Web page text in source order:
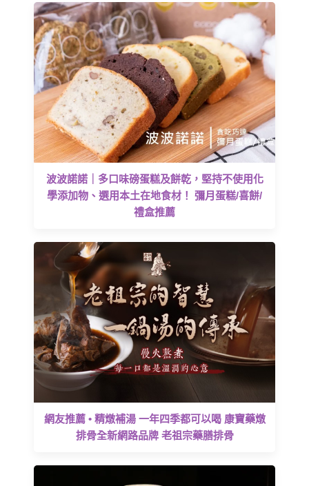
波波諾諾｜多口味磅蛋糕及餅乾，堅持不使用化
學添加物、選用本土在地食材！ 彌月蛋糕/喜餅/
禮盒推薦
網友推薦 • 精燉補湯 一年四季都可以喝 康寶藥燉
排骨全新網路品牌 老祖宗藥膳排骨